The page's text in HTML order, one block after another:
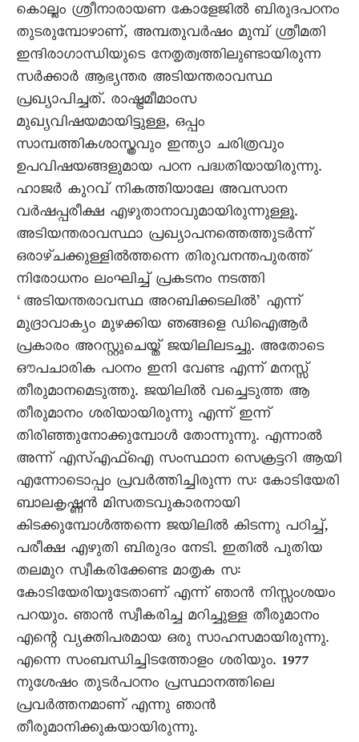
കൊല്ലം ശ്രീനാരായണ കോളേജിൽ ബിരുദപഠനം
തുടരുമ്പോഴാണ്, അമ്പതുവർഷം മുമ്പ് ശ്രീമതി
ഇന്ദിരാഗാന്ധിയുടെ നേതൃത്വത്തിലുണ്ടായിരുന്ന
സർക്കാർ ആഭ്യന്തര അടിയന്തരാവസ്ഥ
പ്രഖ്യാപിച്ചത്. രാഷ്ട്രമീമാംസ
മുഖ്യവിഷയമായിട്ടുള്ള, ഒപ്പം
സാമ്പത്തികശാസ്ത്രവും ഇന്ത്യാ ചരിത്രവും
ഉപവിഷയങ്ങളുമായ പഠന പദ്ധതിയായിരുന്നു.
ഹാജർ കുറവ് നികത്തിയാലേ അവസാന
വർഷപ്പരീക്ഷ എഴുതാനാവുമായിരുന്നുള്ളൂ.
അടിയന്തരാവസ്ഥാ പ്രഖ്യാപനത്തെത്തുടർന്ന്
ഒരാഴ്ചക്കുള്ളിൽത്തന്നെ തിരുവനന്തപുരത്ത്
നിരോധനം ലംഘിച്ച് പ്രകടനം നടത്തി
‘അടിയന്തരാവസ്ഥ അറബിക്കടലിൽ’ എന്ന്
മുദ്രാവാക്യം മുഴക്കിയ ഞങ്ങളെ ഡിഐആർ
പ്രകാരം അറസ്റ്റുചെയ്ത് ജയിലിലടച്ചു. അതോടെ
ഔപചാരിക പഠനം ഇനി വേണ്ട എന്ന് മനസ്സ്
തീരുമാനമെടുത്തു. ജയിലിൽ വച്ചെടുത്ത ആ
തീരുമാനം ശരിയായിരുന്നു എന്ന് ഇന്ന്
തിരിഞ്ഞുനോക്കുമ്പോൾ തോന്നുന്നു. എന്നാൽ
അന്ന് എസ്എഫ്ഐ സംസ്ഥാന സെക്രട്ടറി ആയി
എന്നോടൊപ്പം പ്രവർത്തിച്ചിരുന്ന സ: കോടിയേരി
ബാലകൃഷ്ണൻ മിസതടവുകാരനായി
കിടക്കുമ്പോൾത്തന്നെ ജയിലിൽ കിടന്നു പഠിച്ച്,
പരീക്ഷ എഴുതി ബിരുദം നേടി. ഇതിൽ പുതിയ
തലമുറ സ്വീകരിക്കേണ്ട മാതൃക സ:
കോടിയേരിയുടേതാണ് എന്ന് ഞാൻ നിസ്സംശയം
പറയും. ഞാൻ സ്വീകരിച്ച മറിച്ചുള്ള തീരുമാനം
എന്റെ വ്യക്തിപരമായ ഒരു സാഹസമായിരുന്നു.
എന്നെ സംബന്ധിച്ചിടത്തോളം ശരിയും. 1977
നുശേഷം തുടർപഠനം പ്രസ്ഥാനത്തിലെ
പ്രവർത്തനമാണ് എന്നു ഞാൻ
തീരുമാനിക്കുകയായിരുന്നു.